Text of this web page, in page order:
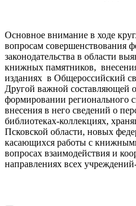
Основное внимание в ходе
вопросам совершенствования
законодательства в области
книжных памятников,
изданиях в Общероссийский
Другой важной составляющей
формировании регионального
внесения в него сведений о
библиотеках-коллекциях,
Псковской области, новых
касающихся работы с
вопросах взаимодействия и
направлениях всех